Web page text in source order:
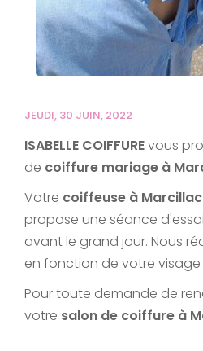
JEUDI, 30 JUIN, 2022
ISABELLE COIFFUREvous
de coiffure mariage à
Votre coiffeuse à
propose une séance
avant le grand jour. Nous
en fonction de votre visage
Pour toute demande de
votre salon de coiffure à